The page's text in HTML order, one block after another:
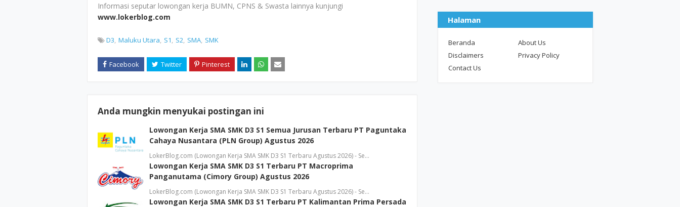
Informasi seputar lowongan kerja BUMN, CPNS & Swasta lainnya kunjungi
www.lokerblog.com
D3 Maluku Utara S1 S2 SMA SMK
Anda mungkin menyukai postingan ini
Lowongan Kerja SMA SMK D3 S1 Semua Jurusan Terbaru PT Paguntaka
Cahaya Nusantara (PLN Group) Agustus 2026
LokerBlog.com (Lowongan Kerja SMA SMK D3 S1 Terbaru Agustus 2026) - Se…
Lowongan Kerja SMA SMK D3 S1 Terbaru PT Macroprima
Panganutama (Cimory Group) Agustus 2026
LokerBlog.com (Lowongan Kerja SMA SMK D3 S1 Terbaru Agustus 2026) - Se…
Lowongan Kerja SMA SMK D3 S1 Terbaru PT Kalimantan Prima Persada
Halaman
Beranda
About Us
Disclaimers
Privacy Policy
Contact Us